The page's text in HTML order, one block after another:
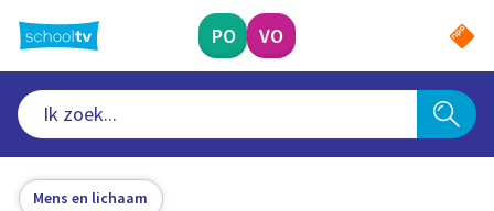
naar
hoofdinhoud
PO VO
Mens en lichaam